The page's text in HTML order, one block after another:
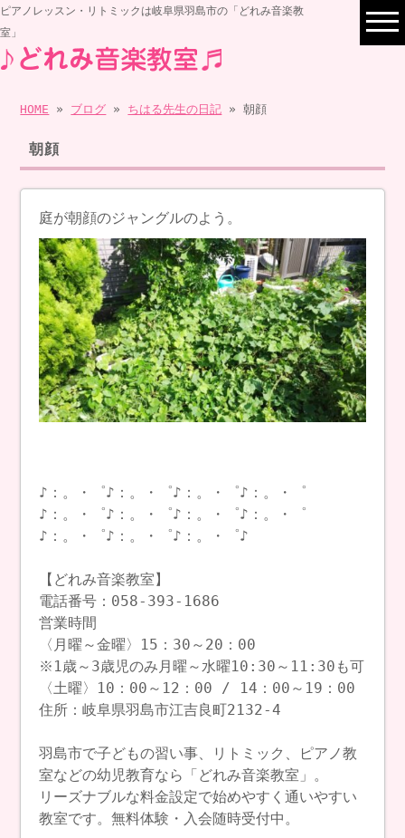
ピアノレッスン・リトミックは岐阜県羽島市の「どれみ音楽教
室」
HOME » ブログ » ちはる先生の日記 » 朝顔
朝顔
庭が朝顔のジャングルのよう。
♪：。・゜♪：。・゜♪：。・゜♪：。・゜
♪：。・゜♪：。・゜♪：。・゜♪：。・゜
♪：。・゜♪：。・゜♪：。・゜♪
【どれみ音楽教室】
電話番号：058-393-1686
営業時間
〈月曜～金曜〉15：30～20：00
※1歳～3歳児のみ月曜～水曜10:30～11:30も可
〈土曜〉10：00～12：00 / 14：00～19：00
住所：岐阜県羽島市江吉良町2132-4
羽島市で子どもの習い事、リトミック、ピアノ教
室などの幼児教育なら「どれみ音楽教室」。
リーズナブルな料金設定で始めやすく通いやすい
教室です。無料体験・入会随時受付中。